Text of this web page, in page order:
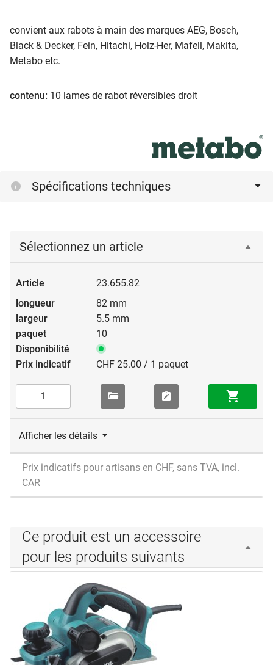
convient aux rabots à main des marques AEG, Bosch,
Black & Decker, Fein, Hitachi, Holz-Her, Mafell, Makita,
Metabo etc.
contenu: 10 lames de rabot réversibles droit
Spécifications techniques
Sélectionnez un article
23.655.82
82 mm
5.5 mm
10
CHF 25.00 / 1 paquet
Afficher les détails
Prix indicatifs pour artisans en CHF, sans TVA, incl.
CAR
Ce produit est un accessoire
pour les produits suivants